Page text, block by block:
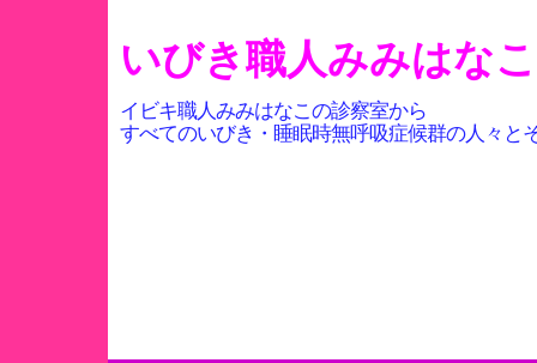
いびき職人みみはな
イビキ職人みみはなこの診察室から
すべてのいびき・睡眠時無呼吸症候群の人々と